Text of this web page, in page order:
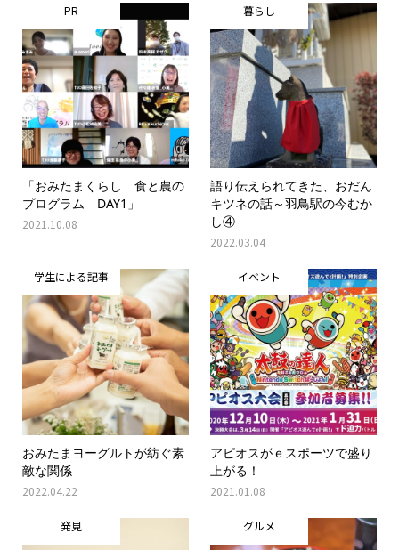
PR
「おみたまくらし 食と農の
プログラム DAY1」
2021.10.08
暮らし
語り伝えられてきた、おだん
キツネの話～羽鳥駅の今むか
し④
2022.03.04
学生による記事
おみたまヨーグルトが紡ぐ素
敵な関係
2022.04.22
イベント
アピオスがｅスポーツで盛り
上がる！
2021.01.08
発見 グルメ